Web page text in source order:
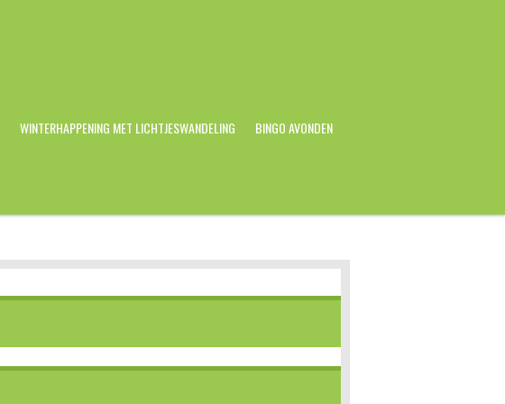
WINTERHAPPENING MET LICHTJESWANDELING BINGO AVONDEN